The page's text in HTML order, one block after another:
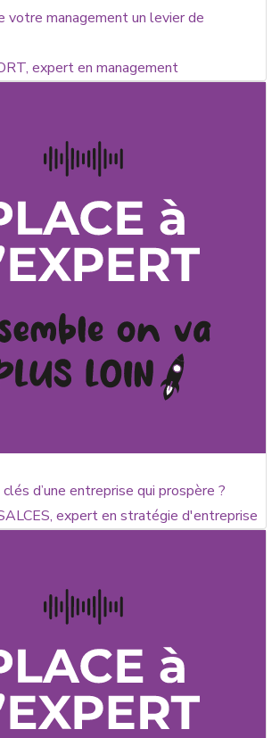
votre management un levier de
expert en management
d’une entreprise qui prospère ?
expert en stratégie d'entreprise